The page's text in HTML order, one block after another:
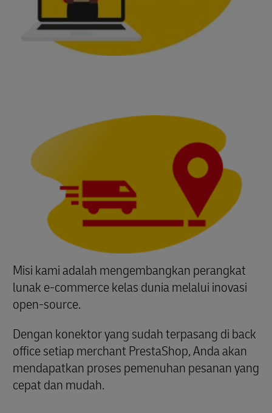
Misi kami adalah mengembangkan perangkat
lunak e-commerce kelas dunia melalui inovasi
open-source.
Dengan konektor yang sudah terpasang di back
office setiap merchant PrestaShop, Anda akan
mendapatkan proses pemenuhan pesanan yang
cepat dan mudah.